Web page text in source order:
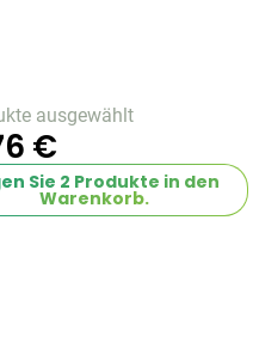
ausgewählt
€
Sie 2 Produkte in den
Warenkorb.